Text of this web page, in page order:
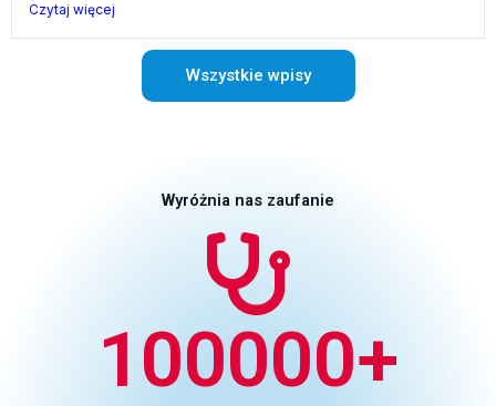
Czytaj więcej
Wszystkie wpisy
Wyróżnia nas zaufanie
100000+